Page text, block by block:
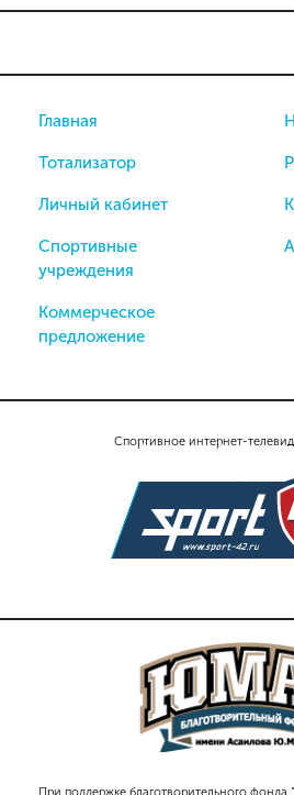
Спортивное интернет-
При поддержке благотворительного
Главная
Тотализатор
Личный кабинет
Спортивные
учреждения
Коммерческое
предложение